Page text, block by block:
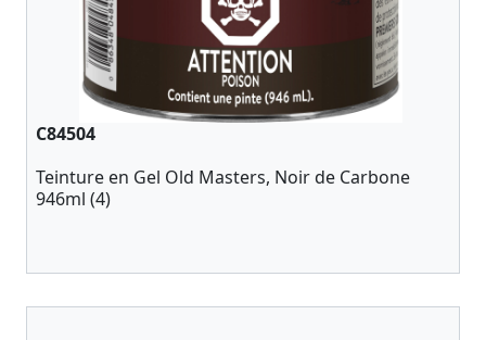
C84504
Teinture en Gel Old Masters, Noir de Carbone
946ml (4)